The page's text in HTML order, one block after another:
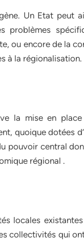
Un Etat peut
problèmes
ou encore de la
à la régionalisation.
la mise en place
quoique dotées
pouvoir central
régional .
locales
collectivités qui